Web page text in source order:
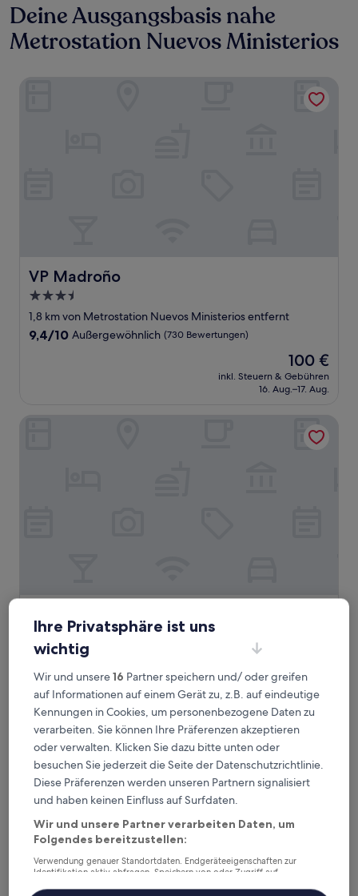
Deine Ausgangsbasis nahe
Metrostation Nuevos Ministerios
VP Madroño
VP Madroño
3.5-
Sterne-
Unterkunft
1,8 km von Metrostation Nuevos Ministerios entfernt
9.4
9,4/10 Außergewöhnlich (730 Bewertungen)
Der
Preis
beträgt
100 €
inkl. Steuern & Gebühren
16. Aug.–17. Aug.
3.0-
Sterne-
1,6 km von Metrostation Nuevos Ministerios entfernt
9.6
von
10,
Außergewöhnlich,
(387
Bewertungen)
9,6/10 Außergewöhnlich (387 Bewertungen)
Der
Preis
74 €
74 €
inkl. Steuern & Gebühren
16. Aug.–17. Aug.
Sardinero Madrid
Ihre Privatsphäre ist uns
wichtig
Wir und unsere16 Partner speichern und/ oder greifen
auf Informationen auf einem Gerät zu, z.B. auf eindeutige
Kennungen in Cookies, um personenbezogene Daten zu
verarbeiten. Sie können Ihre Präferenzen akzeptieren
oder verwalten. Klicken Sie dazu bitte unten oder
besuchen Sie jederzeit die Seite der Datenschutzrichtlinie.
Diese Präferenzen werden unseren Partnern signalisiert
und haben keinen Einfluss auf Surfdaten.
Wir und unsere Partner verarbeiten Daten, um
Folgendes bereitzustellen:
Verwendung genauer Standortdaten. Endgeräteeigenschaften zur
Identifikation aktiv abfragen. Speichern von oder Zugriff auf